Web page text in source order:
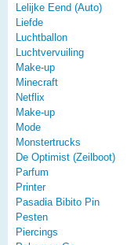
Lelijke Eend (Auto)
Liefde
Luchtballon
Luchtvervuiling
Make-up
Minecraft
Netflix
Make-up
Mode
Monstertrucks
De Optimist (Zeilboot)
Parfum
Printer
Pasadia Bibito Pin
Pesten
Piercings